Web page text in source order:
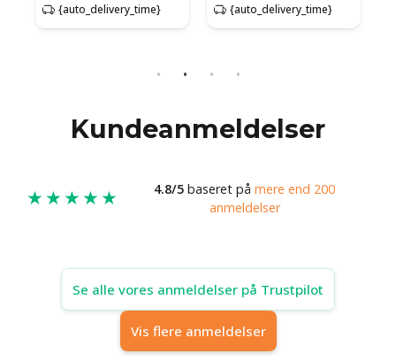
{auto_delivery_time} {auto_delivery_time}
Kundeanmeldelser
★★★★★ 4.8/5 baseret på mere end 200
anmeldelser
Se alle vores anmeldelser på Trustpilot
Vis flere anmeldelser